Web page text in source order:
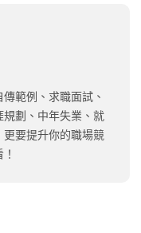
範例、求職面試、
劃、中年失業、就
更要提升你的職場競